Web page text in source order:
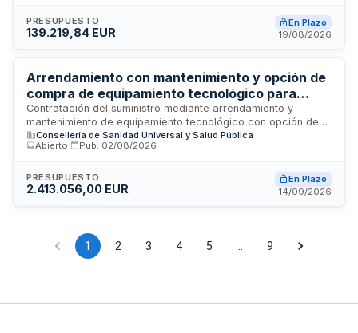
incluye tanto el suministro de los sistemas de endoscopia
como los servicios de instalación y puesta en funcionamiento
PRESUPUESTO
139.219,84 EUR
En Plazo
19/08/2026
Arrendamiento con mantenimiento y opción de
compra de equipamiento tecnológico para
servicios clínicos del Hospital General
Universitario de Castellón
Contratación del suministro mediante arrendamiento y
mantenimiento de equipamiento tecnológico con opción de
compra final, destinado a los servicios de oftalmología,
neumología, digestivo, unidad de cuidados intensivos,
Castellón. El contrato se regirá por las disposiciones de la
Ley de Contratos del Sector Público y se adjudicará
sobres electrónicos diferenciados.
Consellería de Sanidad Universal y Salud Pública
Abierto
Pub. 02/08/2026
PRESUPUESTO
2.413.056,00 EUR
En Plazo
14/09/2026
1 2 3 4 5 … 9